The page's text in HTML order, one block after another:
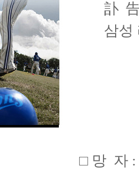
訃
삼성
□ 망 자 :